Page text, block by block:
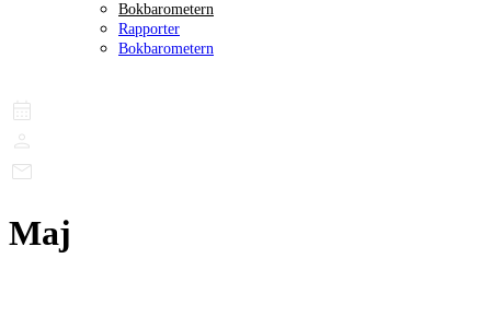
Bokbarometern
Rapporter
Bokbarometern
Maj